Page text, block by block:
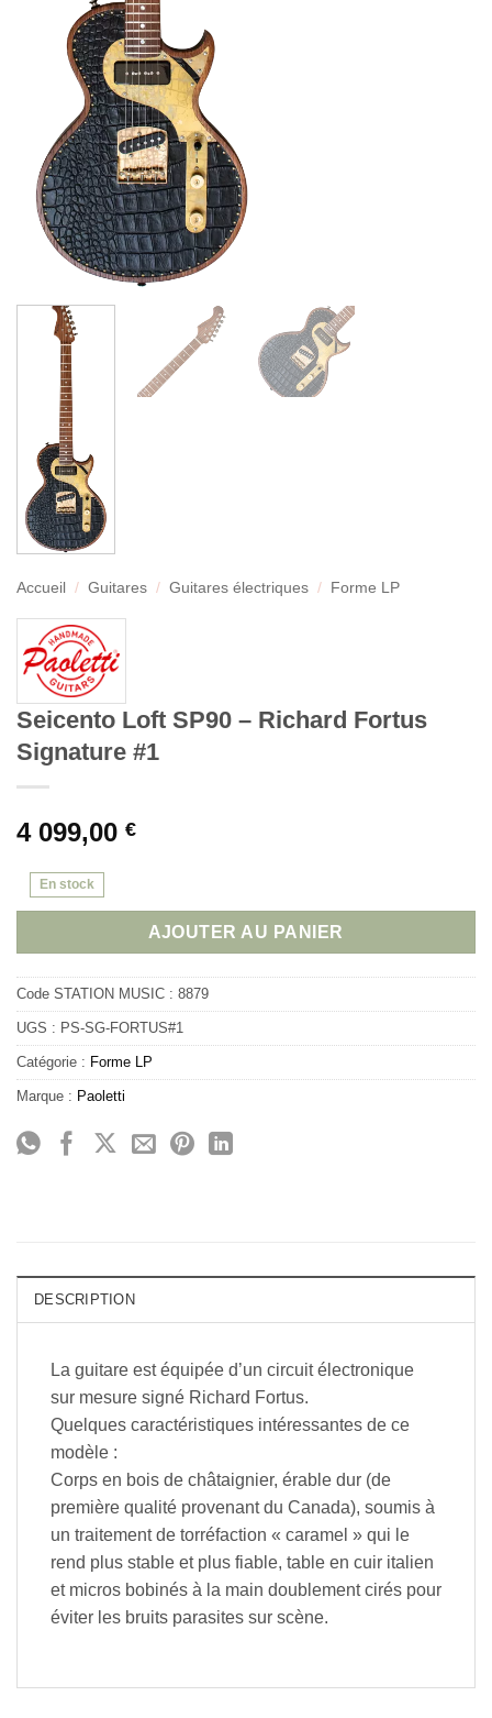
Accueil / Guitares / Guitares électriques / Forme LP
Seicento Loft SP90 – Richard Fortus
Signature #1
4 099,00 €
En stock
AJOUTER AU PANIER
Code STATION MUSIC : 8879
UGS : PS-SG-FORTUS#1
Catégorie : Forme LP
Marque : Paoletti
DESCRIPTION
La guitare est équipée d’un circuit électronique
sur mesure signé Richard Fortus.
Quelques caractéristiques intéressantes de ce
modèle :
Corps en bois de châtaignier, érable dur (de
première qualité provenant du Canada), soumis à
un traitement de torréfaction « caramel » qui le
rend plus stable et plus fiable, table en cuir italien
et micros bobinés à la main doublement cirés pour
éviter les bruits parasites sur scène.